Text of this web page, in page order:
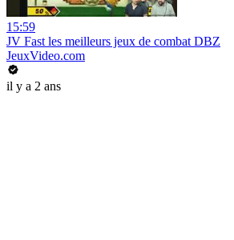
15:59
JV Fast les meilleurs jeux de combat DBZ
JeuxVideo.com
il y a 2 ans